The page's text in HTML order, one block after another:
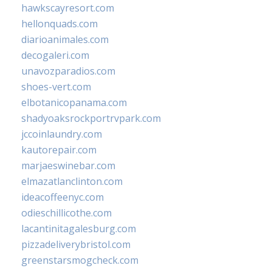
hawkscayresort.com
hellonquads.com
diarioanimales.com
decogaleri.com
unavozparadios.com
shoes-vert.com
elbotanicopanama.com
shadyoaksrockportrvpark.com
jccoinlaundry.com
kautorepair.com
marjaeswinebar.com
elmazatlanclinton.com
ideacoffeenyc.com
odieschillicothe.com
lacantinitagalesburg.com
pizzadeliverybristol.com
greenstarsmogcheck.com